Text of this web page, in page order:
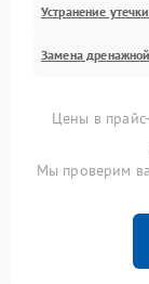
Устранение
Замена
Цены в
Мы проверим